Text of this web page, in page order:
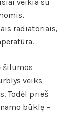
veikia su
radiatoriais,
šilumos
veiks
Todėl prieš
būklę –